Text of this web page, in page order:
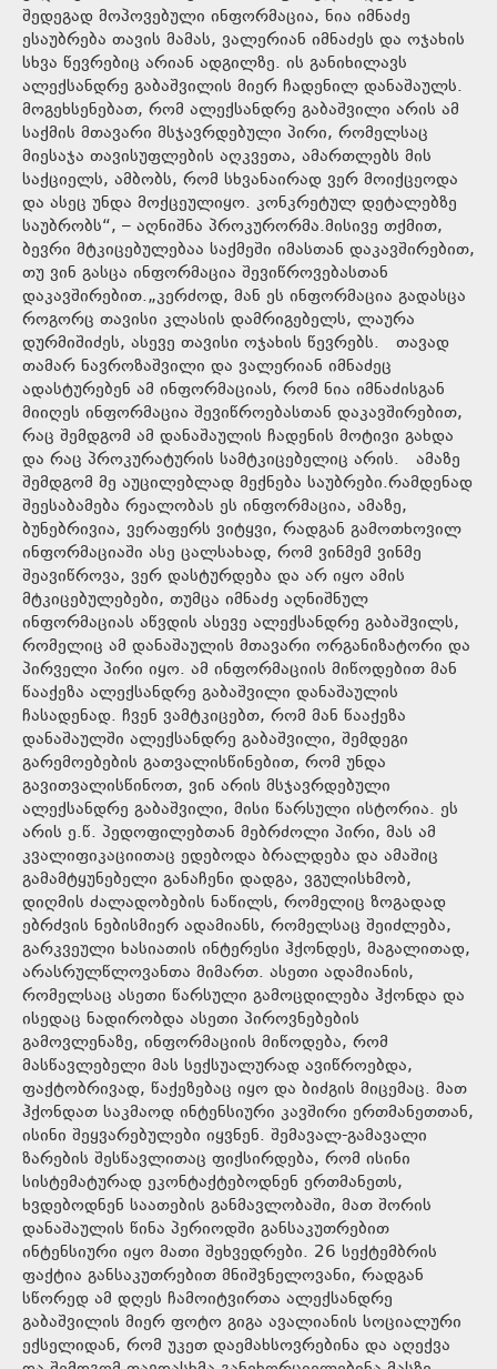
შედეგად მოპოვებული ინფორმაცია, ნია იმნაძე
ესაუბრება თავის მამას, ვალერიან იმნაძეს და ოჯახის
სხვა წევრებიც არიან ადგილზე. ის განიხილავს
ალექსანდრე გაბაშვილის მიერ ჩადენილ დანაშაულს.
მოგეხსენებათ, რომ ალექსანდრე გაბაშვილი არის ამ
საქმის მთავარი მსჯავრდებული პირი, რომელსაც
მიესაჯა თავისუფლების აღკვეთა, ამართლებს მის
საქციელს, ამბობს, რომ სხვანაირად ვერ მოიქცეოდა
და ასეც უნდა მოქცეულიყო. კონკრეტულ დეტალებზე
საუბრობს“, – აღნიშნა პროკურორმა.მისივე თქმით,
ბევრი მტკიცებულებაა საქმეში იმასთან დაკავშირებით,
თუ ვინ გასცა ინფორმაცია შევიწროვებასთან
დაკავშირებით.„კერძოდ, მან ეს ინფორმაცია გადასცა
როგორც თავისი კლასის დამრიგებელს, ლაურა
დურმიშიძეს, ასევე თავისი ოჯახის წევრებს. თავად
თამარ ნავროზაშვილი და ვალერიან იმნაძეც
ადასტურებენ ამ ინფორმაციას, რომ ნია იმნაძისგან
მიიღეს ინფორმაცია შევიწროებასთან დაკავშირებით,
რაც შემდგომ ამ დანაშაულის ჩადენის მოტივი გახდა
და რაც პროკურატურის სამტკიცებელიც არის. ამაზე
შემდგომ მე აუცილებლად მექნება საუბრები.რამდენად
შეესაბამება რეალობას ეს ინფორმაცია, ამაზე,
ბუნებრივია, ვერაფერს ვიტყვი, რადგან გამოთხოვილ
ინფორმაციაში ასე ცალსახად, რომ ვინმემ ვინმე
შეავიწროვა, ვერ დასტურდება და არ იყო ამის
მტკიცებულებები, თუმცა იმნაძე აღნიშნულ
ინფორმაციას აწვდის ასევე ალექსანდრე გაბაშვილს,
რომელიც ამ დანაშაულის მთავარი ორგანიზატორი და
პირველი პირი იყო. ამ ინფორმაციის მიწოდებით მან
წააქეზა ალექსანდრე გაბაშვილი დანაშაულის
ჩასადენად. ჩვენ ვამტკიცებთ, რომ მან წააქეზა
დანაშაულში ალექსანდრე გაბაშვილი, შემდეგი
გარემოებების გათვალისწინებით, რომ უნდა
გავითვალისწინოთ, ვინ არის მსჯავრდებული
ალექსანდრე გაბაშვილი, მისი წარსული ისტორია. ეს
არის ე.წ. პედოფილებთან მებრძოლი პირი, მას ამ
კვალიფიკაციითაც ედებოდა ბრალდება და ამაშიც
გამამტყუნებელი განაჩენი დადგა, ვგულისხმობ,
დიღმის ძალადობების ნაწილს, რომელიც ზოგადად
ებრძვის ნებისმიერ ადამიანს, რომელსაც შეიძლება,
გარკვეული ხასიათის ინტერესი ჰქონდეს, მაგალითად,
არასრულწლოვანთა მიმართ. ასეთი ადამიანის,
რომელსაც ასეთი წარსული გამოცდილება ჰქონდა და
ისედაც ნადირობდა ასეთი პიროვნებების
გამოვლენაზე, ინფორმაციის მიწოდება, რომ
მასწავლებელი მას სექსუალურად ავიწროებდა,
ფაქტობრივად, წაქეზებაც იყო და ბიძგის მიცემაც. მათ
ჰქონდათ საკმაოდ ინტენსიური კავშირი ერთმანეთთან,
ისინი შეყვარებულები იყვნენ. შემავალ-გამავალი
ზარების შესწავლითაც ფიქსირდება, რომ ისინი
სისტემატურად ეკონტაქტებოდნენ ერთმანეთს,
ხვდებოდნენ საათების განმავლობაში, მათ შორის
დანაშაულის წინა პერიოდში განსაკუთრებით
ინტენსიური იყო მათი შეხვედრები. 26 სექტემბრის
ფაქტია განსაკუთრებით მნიშვნელოვანი, რადგან
სწორედ ამ დღეს ჩამოიტვირთა ალექსანდრე
გაბაშვილის მიერ ფოტო გიგა ავალიანის სოციალური
ექსელიდან, რომ უკეთ დაემახსოვრებინა და აღექვა